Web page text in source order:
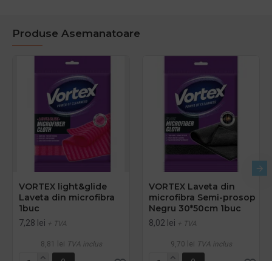
Produse Asemanatoare
VORTEX light&glide
Laveta din microfibra
1buc
7,28 lei + TVA
8,81 lei TVA inclus
VORTEX Laveta din
microfibra Semi-prosop
Negru 30*50cm 1buc
8,02 lei + TVA
9,70 lei TVA inclus